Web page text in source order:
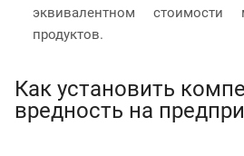
эквивалентном
продуктов.
Как установить
вредность на